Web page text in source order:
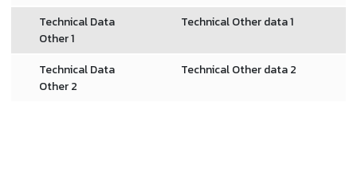
Technical Data
Other 1
Technical Other data 1
Technical Data
Other 2
Technical Other data 2